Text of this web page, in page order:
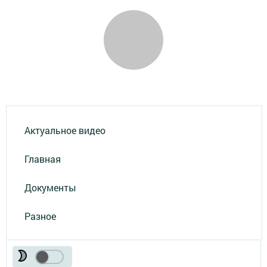
Актуальное видео
Главная
Документы
Разное